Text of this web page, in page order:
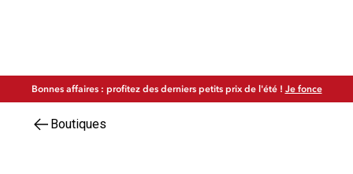
Bonnes affaires : profitez des derniers petits prix de l'été ! Je fonce
Boutiques